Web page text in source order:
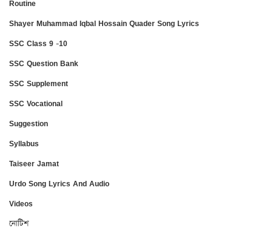
Routine
Shayer Muhammad Iqbal Hossain Quader Song Lyrics
SSC Class 9 -10
SSC Question Bank
SSC Supplement
SSC Vocational
Suggestion
Syllabus
Taiseer Jamat
Urdo Song Lyrics And Audio
Videos
নোটিশ